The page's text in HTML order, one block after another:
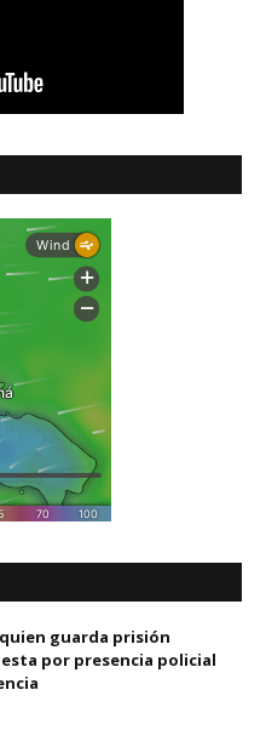
guarda prisión
por presencia policial